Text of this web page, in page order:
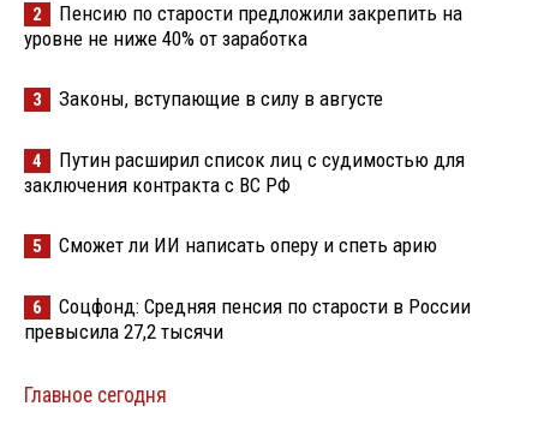
2
Пенсию по старости предложили закрепить на
уровне не ниже 40% от заработка
3 Законы, вступающие в силу в августе
4
Путин расширил список лиц с судимостью для
заключения контракта с ВС РФ
5 Сможет ли ИИ написать оперу и спеть арию
6
Соцфонд: Средняя пенсия по старости в России
превысила 27,2 тысячи
Главное сегодня